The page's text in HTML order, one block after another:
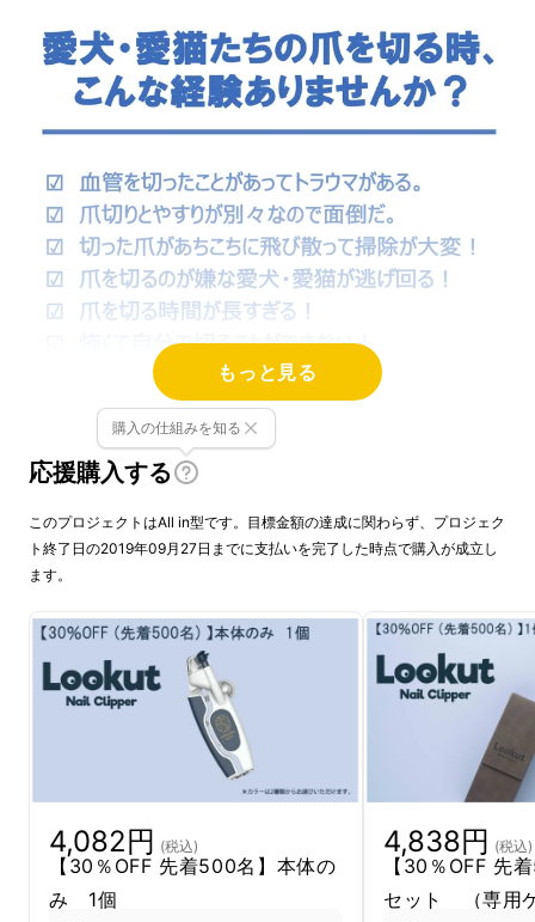
もっと見る
応援購入する
購入の仕組みを知る
このプロジェクトはAll in型です。目標金額の達成に関わらず、プロジェク
ト終了日の2019年09月27日までに支払いを完了した時点で購入が成立し
ます。
4,082円 (税込)
【30％OFF 先着500名】本体の
み 1個
4,838円 (税込)
【30％OFF 先
セット （専用